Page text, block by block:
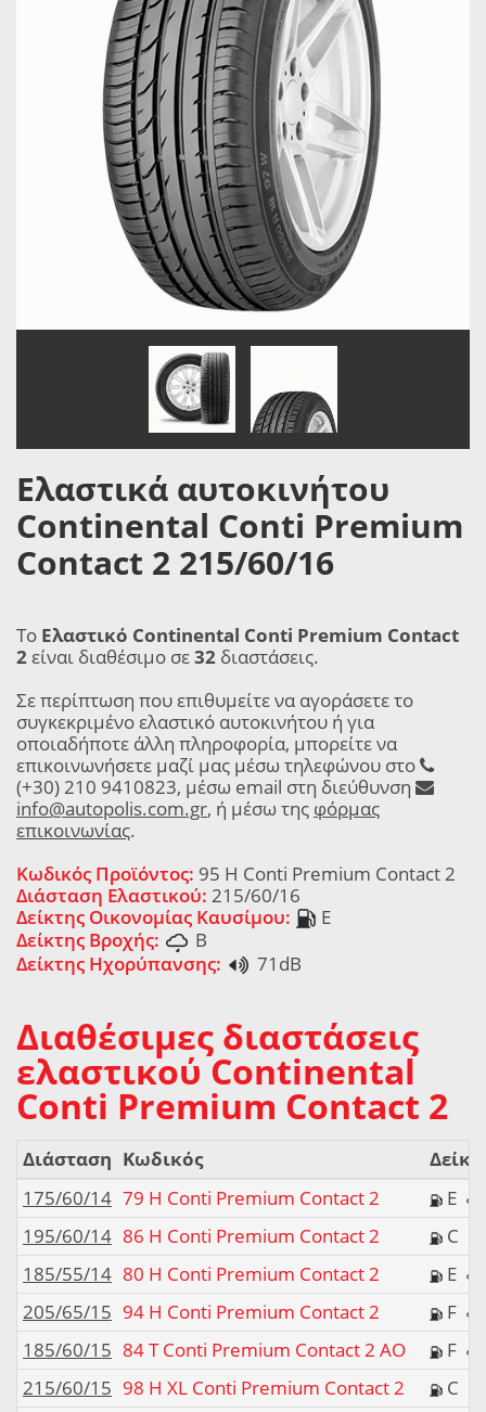
Ελαστικά αυτοκινήτου
Continental Conti Premium
Contact 2 215/60/16
Το Ελαστικό Continental Conti Premium Contact
2είναι διαθέσιμο σε32 διαστάσεις.
Σε περίπτωση που επιθυμείτε να αγοράσετε το
συγκεκριμένο ελαστικό αυτοκινήτου ή για
οποιαδήποτε άλλη πληροφορία, μπορείτε να
επικοινωνήσετε μαζί μας μέσω τηλεφώνου στο
(+30) 210 9410823, μέσω email στη διεύθυνση
info@autopolis.com.gr, ή μέσω της φόρμας
επικοινωνίας.
Κωδικός Προϊόντος: 95 H Conti Premium Contact 2
Διάσταση Ελαστικού: 215/60/16
Δείκτης Οικονομίας Καυσίμου:
E
Δείκτης Βροχής:
B
Δείκτης Ηχορύπανσης:
71dB
Διαθέσιμες διαστάσεις
ελαστικού Continental
Conti Premium Contact 2
Διάσταση Κωδικός
175/60/14 79 H Conti Premium Contact 2 E
195/60/14 86 H Conti Premium Contact 2 C
185/55/14 80 H Conti Premium Contact 2 E
205/65/15 94 H Conti Premium Contact 2 F
185/60/15 84 T Conti Premium Contact 2 AO F
215/60/15 98 H XL Conti Premium Contact 2 C